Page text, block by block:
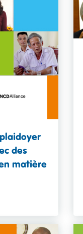
des
matière